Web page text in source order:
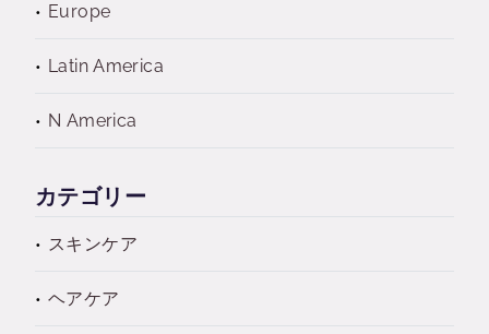
Europe
Latin America
N America
カテゴリー
スキンケア
ヘアケア